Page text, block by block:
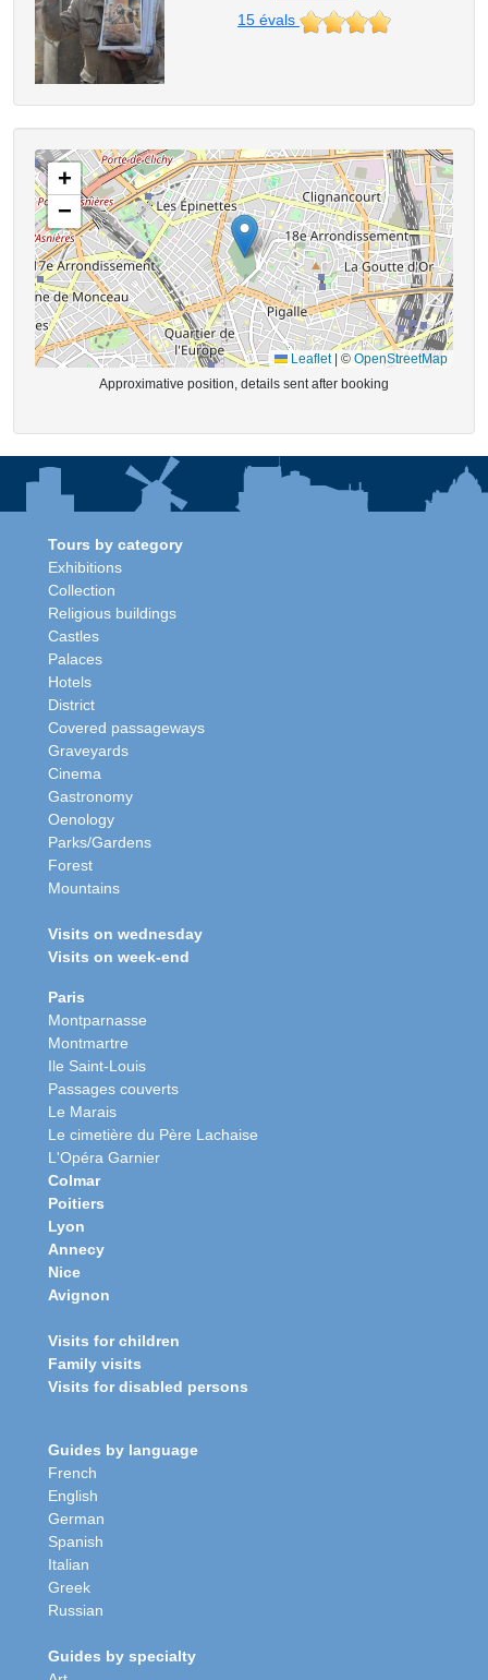
15évals
+
−
Leaflet | ©OpenStreetMap
Approximative position, details sent after booking
Tours by category
Exhibitions
Collection
Religious buildings
Castles
Palaces
Hotels
District
Covered passageways
Graveyards
Cinema
Gastronomy
Oenology
Parks/Gardens
Forest
Mountains
Visits on wednesday
Visits on week-end
Paris
Montparnasse
Montmartre
Ile Saint-Louis
Passages couverts
Le Marais
Le cimetière du Père Lachaise
L'Opéra Garnier
Colmar
Poitiers
Lyon
Annecy
Nice
Avignon
Visits for children
Family visits
Visits for disabled persons
Guides by language
French
English
German
Spanish
Italian
Greek
Russian
Guides by specialty